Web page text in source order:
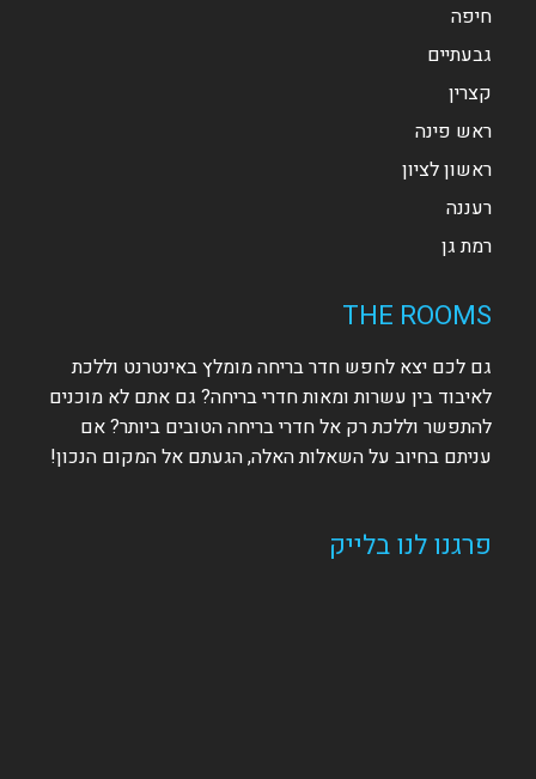
חיפה
גבעתיים
קצרין
ראש פינה
ראשון לציון
רעננה
רמת גן
THE ROOMS
גם לכם יצא לחפש חדר בריחה מומלץ באינטרנט וללכת
לאיבוד בין עשרות ומאות חדרי בריחה? גם אתם לא מוכנים
להתפשר וללכת רק אל חדרי בריחה הטובים ביותר? אם
עניתם בחיוב על השאלות האלה, הגעתם אל המקום הנכון!
פרגנו לנו בלייק